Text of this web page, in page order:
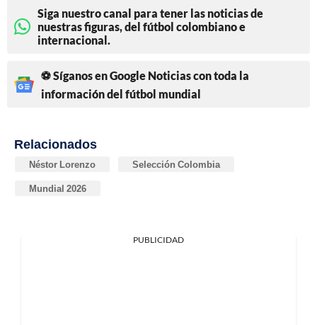
Siga nuestro canal para tener las noticias de
nuestras figuras, del fútbol colombiano e
internacional.
⚽ Síganos en Google Noticias con toda la
información del fútbol mundial
Relacionados
Néstor Lorenzo Selección Colombia
Mundial 2026
PUBLICIDAD